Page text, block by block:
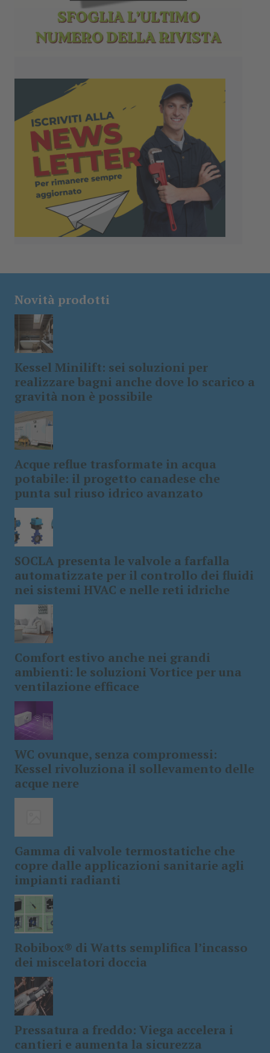
Novità prodotti
Kessel Minilift: sei soluzioni per
realizzare bagni anche dove lo scarico a
gravità non è possibile
Acque reflue trasformate in acqua
potabile: il progetto canadese che
punta sul riuso idrico avanzato
SOCLA presenta le valvole a farfalla
automatizzate per il controllo dei fluidi
nei sistemi HVAC e nelle reti idriche
Comfort estivo anche nei grandi
ambienti: le soluzioni Vortice per una
ventilazione efficace
WC ovunque, senza compromessi:
Kessel rivoluziona il sollevamento delle
acque nere
Gamma di valvole termostatiche che
copre dalle applicazioni sanitarie agli
impianti radianti
Robibox® di Watts semplifica l’incasso
dei miscelatori doccia
Pressatura a freddo: Viega accelera i
cantieri e aumenta la sicurezza